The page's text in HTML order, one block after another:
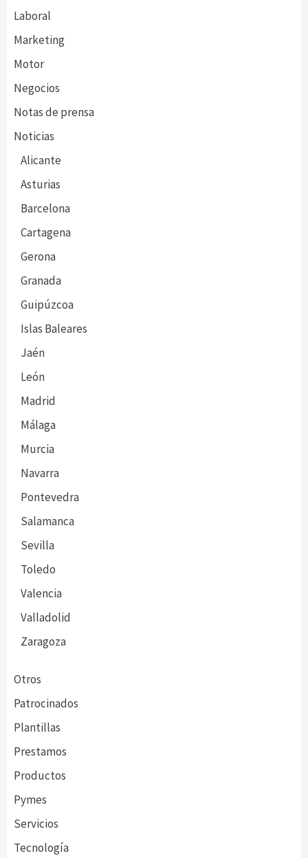
Laboral
Marketing
Motor
Negocios
Notas de prensa
Noticias
Alicante
Asturias
Barcelona
Cartagena
Gerona
Granada
Guipúzcoa
Islas Baleares
Jaén
León
Madrid
Málaga
Murcia
Navarra
Pontevedra
Salamanca
Sevilla
Toledo
Valencia
Valladolid
Zaragoza
Otros
Patrocinados
Plantillas
Prestamos
Productos
Pymes
Servicios
Tecnología